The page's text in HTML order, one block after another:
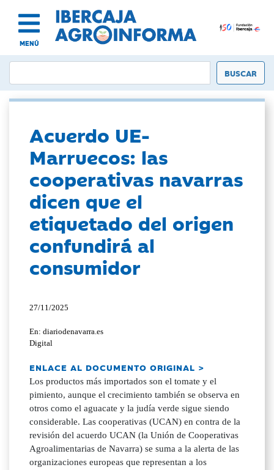
MENÚ
Acuerdo UE-
Marruecos: las
cooperativas navarras
dicen que el
etiquetado del origen
confundirá al
consumidor
27/11/2025
En: diariodenavarra.es
Digital
ENLACE AL DOCUMENTO ORIGINAL >
Los productos más importados son el tomate y el
pimiento, aunque el crecimiento también se observa en
otros como el aguacate y la judía verde sigue siendo
considerable. Las cooperativas (UCAN) en contra de la
revisión del acuerdo UCAN (la Unión de Cooperativas
Agroalimentarias de Navarra) se suma a la alerta de las
organizaciones europeas que representan a los